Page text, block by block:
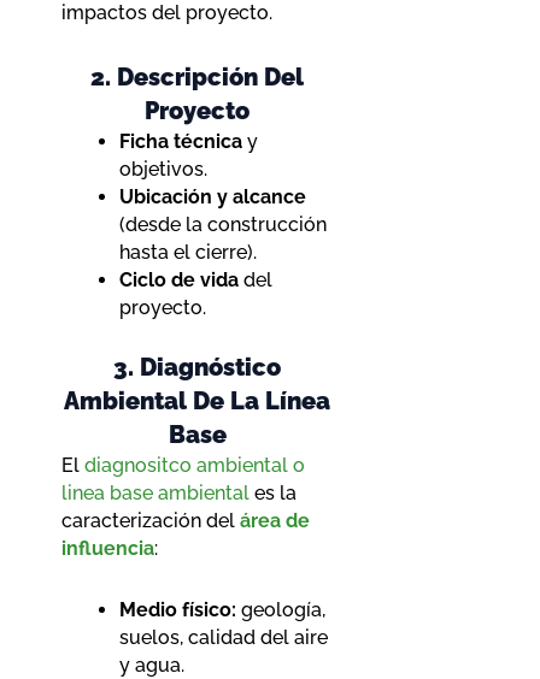
impactos del proyecto.
2. Descripción Del
Proyecto
Ficha técnica y
objetivos.
Ubicación y alcance
(desde la construcción
hasta el cierre).
Ciclo de vida del
proyecto.
3. Diagnóstico
Ambiental De La Línea
Base
El diagnositco ambiental o
linea base ambiental es la
caracterización del área de
influencia:
Medio físico: geología,
suelos, calidad del aire
y agua.